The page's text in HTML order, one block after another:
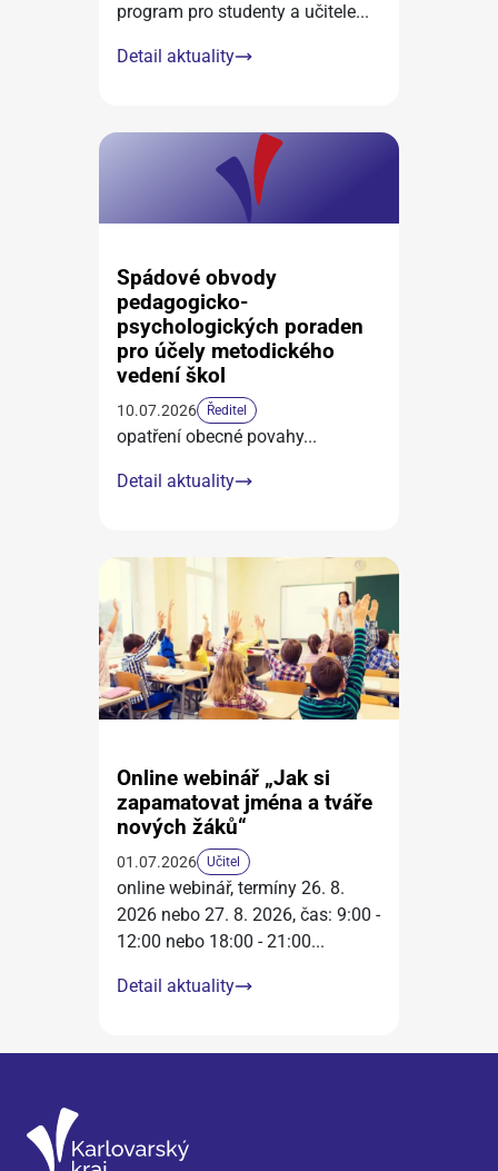
program pro studenty a učitele...
Detail aktuality
Spádové obvody
pedagogicko-
psychologických poraden
pro účely metodického
vedení škol
10.07.2026 Ředitel
opatření obecné povahy...
Detail aktuality
Online webinář „Jak si
zapamatovat jména a tváře
nových žáků“
01.07.2026 Učitel
online webinář, termíny 26. 8.
2026 nebo 27. 8. 2026, čas: 9:00 -
12:00 nebo 18:00 - 21:00...
Detail aktuality